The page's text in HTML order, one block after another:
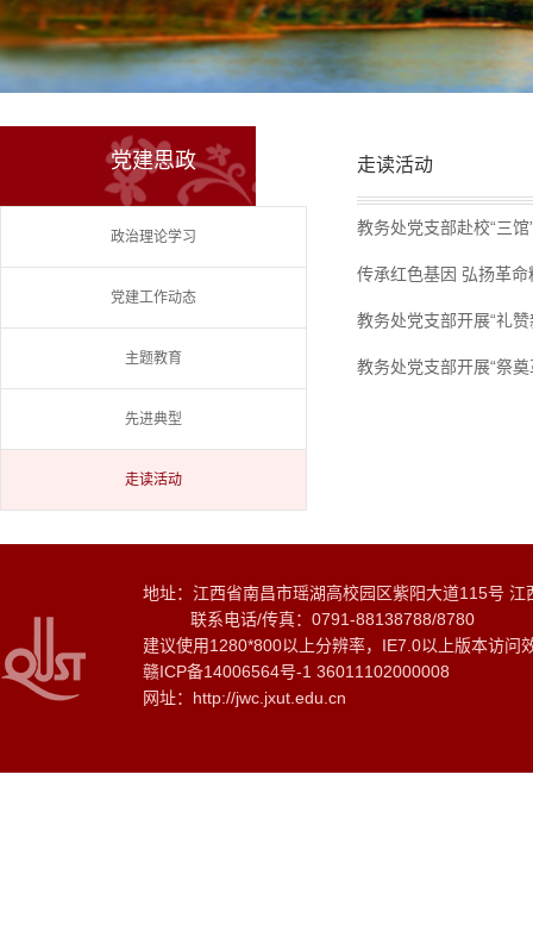
党建思政
政治理论学习
党建工作动态
主题教育
先进典型
走读活动
走读活动
教务处党支部赴校“三
传承红色基因 弘扬革
教务处党支部开展“礼
教务处党支部开展“祭
地址：江西省南昌市瑶湖高校园区紫阳大道115号
联系电话/传真：0791-88138788/8780
建议使用1280*800以上分辨率，IE7.0以上版本访问
赣ICP备14006564号-1 36011102000008
网址：http://jwc.jxut.edu.cn